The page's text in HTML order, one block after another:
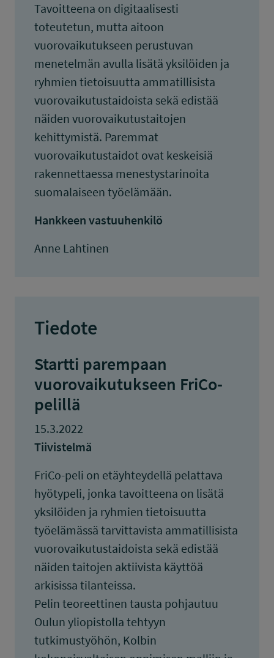
Tavoitteena on digitaalisesti
toteutetun, mutta aitoon
vuorovaikutukseen perustuvan
menetelmän avulla lisätä yksilöiden ja
ryhmien tietoisuutta ammatillisista
vuorovaikutustaidoista sekä edistää
näiden vuorovaikutustaitojen
kehittymistä. Paremmat
vuorovaikutustaidot ovat keskeisiä
rakennettaessa menestystarinoita
suomalaiseen työelämään.
Hankkeen vastuuhenkilö
Anne Lahtinen
Tiedote
Startti parempaan
vuorovaikutukseen FriCo-
pelillä
15.3.2022
Tiivistelmä
FriCo-peli on etäyhteydellä pelattava
hyötypeli, jonka tavoitteena on lisätä
yksilöiden ja ryhmien tietoisuutta
työelämässä tarvittavista ammatillisista
vuorovaikutustaidoista sekä edistää
näiden taitojen aktiivista käyttöä
arkisissa tilanteissa.
Pelin teoreettinen tausta pohjautuu
Oulun yliopistolla tehtyyn
tutkimustyöhön, Kolbin